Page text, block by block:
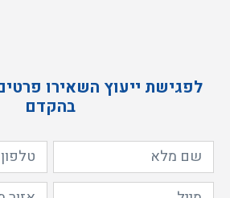
לפגישת ייעוץ השאירו
בהקדם